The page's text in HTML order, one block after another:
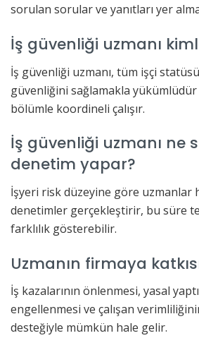
sorulan sorular ve yanıtları yer
İş güvenliği uzmanı
İş güvenliği uzmanı, tüm işçi
güvenliğini sağlamakla
bölümle koordineli çalışır.
İş güvenliği uzmanı ne
denetim yapar?
İşyeri risk düzeyine göre uzmanlar
denetimler gerçekleştirir, bu süre
farklılık gösterebilir.
Uzmanın firmaya
İş kazalarının önlenmesi, yasal
engellenmesi ve çalışan
desteğiyle mümkün hale gelir.